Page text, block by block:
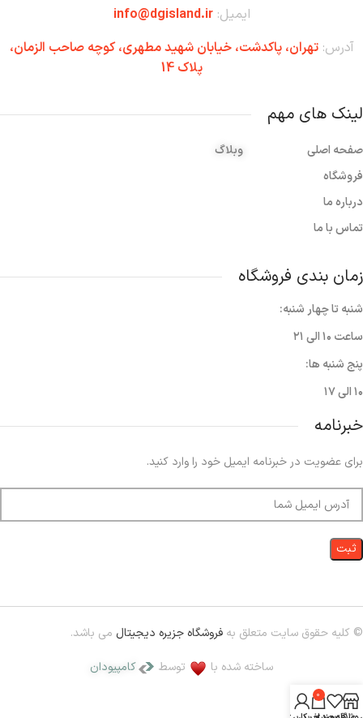
ایمیل:info@dgisland.ir
آدرس:تهران،‌ پاکدشت، خیابان شهید مطهری، کوچه صاحب الزمان،
پلاک 14
لینک های مهم
صفحه اصلی
فروشگاه
درباره ما
تماس با ما
وبلاگ
زمان بندی فروشگاه
شنبه تا چهار شنبه:
ساعت ۱۰ الی ۲۱
پنج شنبه ها:
۱۰ الی ۱۷
خبرنامه
برای عضویت در خبرنامه ایمیل خود را وارد کنید.
© کلیه حقوق سایت متعلق به فروشگاه جزیره دیجیتال می باشد.
ساخته شده با
توسط کامپیودان
0